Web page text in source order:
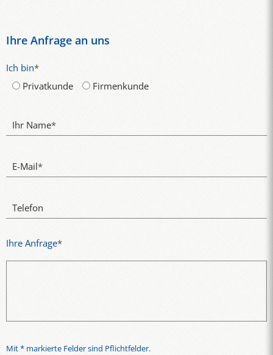
Ihre Anfrage an uns
Ich bin*
Privatkunde
Firmenkunde
Ihr Name*
E-Mail*
Telefon
Ihre Anfrage*
Mit * markierte Felder sind Pflichtfelder.